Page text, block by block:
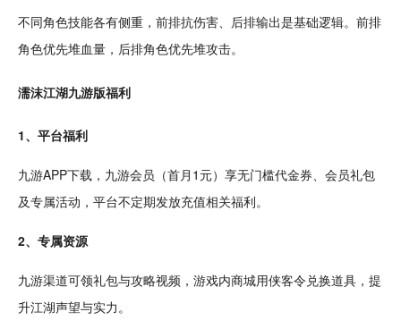
不同角色技能各有侧重，前排抗伤害、后排输出是基础逻辑。前排
角色优先堆血量，后排角色优先堆攻击。
濡沫江湖九游版福利
1、平台福利
九游APP下载，九游会员（首月1元）享无门槛代金券、会员礼包
及专属活动，平台不定期发放充值相关福利。
2、专属资源
九游渠道可领礼包与攻略视频 ，游戏内商城用侠客令兑换道具，提
升江湖声望与实力。